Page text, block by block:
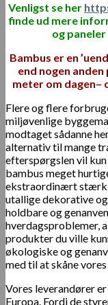
Venligst se her
finde ud mere
og
Bambus er en
end nogen
meter om dagen–
Flere og flere
miljøvenlige
modtaget sådanne
alternativ til mange
efterspørgslen vil
bambus meget
ekstraordinært
utallige dekorative
holdbare og
hverdagsproblemer,
produkter du ville
økologiske og
med til at skåne
Vores leverandører
Europa. Fordi de